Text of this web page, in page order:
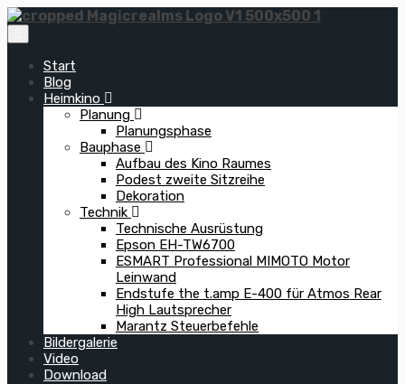
Zum
Inhalt
springen
Start
Blog
Heimkino
Planung
Planungsphase
Bauphase
Aufbau des Kino Raumes
Podest zweite Sitzreihe
Dekoration
Technik
Technische Ausrüstung
Epson EH-TW6700
ESMART Professional MIMOTO Motor
Leinwand
Endstufe the t.amp E-400 für Atmos Rear
High Lautsprecher
Marantz Steuerbefehle
Bildergalerie
Video
Download